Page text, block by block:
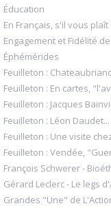
Éducation
En Français, s'il vous plaît !
Engagement et Fidélité
Éphémérides
Feuilleton :
Feuilleton : En cartes,
Feuilleton : Jacques
Feuilleton : Léon Daudet...
Feuilleton : Une visite
Feuilleton : Vendée,
François Schwerer -
Gérard Leclerc - Le legs
Grandes "Une" de